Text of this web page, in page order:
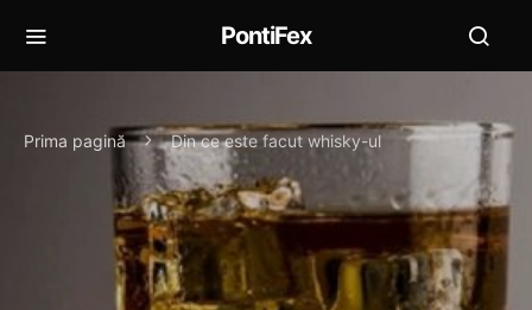
PontiFex
Prima pagină Din ce este facut whisky-ul